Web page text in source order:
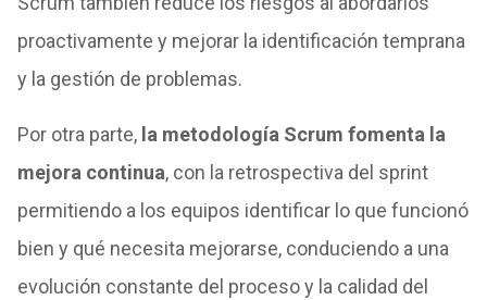
proactivamente y mejorar la identificación temprana
y la gestión de problemas.
Por otra parte, la metodología Scrum fomenta la
mejora continua, con la retrospectiva del sprint
permitiendo a los equipos identificar lo que funcionó
bien y qué necesita mejorarse, conduciendo a una
evolución constante del proceso y la calidad del